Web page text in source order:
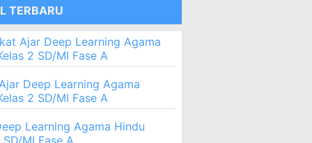
TERBARU
Ajar Deep Learning Agama
2 SD/MI Fase A
Deep Learning Agama
2 SD/MI Fase A
Learning Agama Hindu
SD/MI Fase A